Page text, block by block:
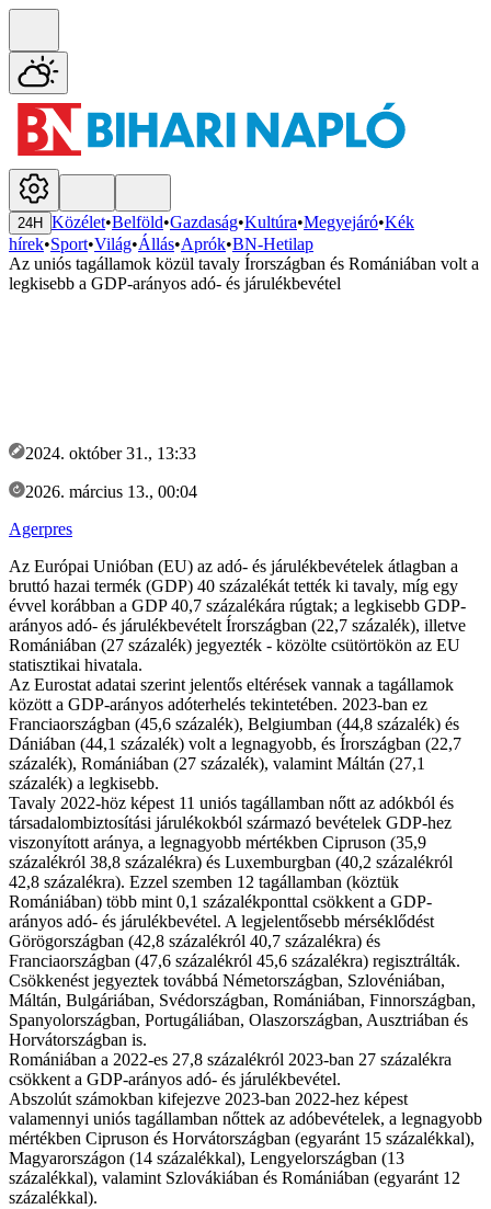
24H Közélet•Belföld•Gazdaság•Kultúra•Megyejáró•Kék
hírek•Sport•Világ•Állás•Aprók•BN-Hetilap
Az uniós tagállamok közül tavaly Írországban és Romániában volt a
legkisebb a GDP-arányos adó- és járulékbevétel
2024. október 31., 13:33
2026. március 13., 00:04
Agerpres
Az Európai Unióban (EU) az adó- és járulékbevételek átlagban a
bruttó hazai termék (GDP) 40 százalékát tették ki tavaly, míg egy
évvel korábban a GDP 40,7 százalékára rúgtak; a legkisebb GDP-
arányos adó- és járulékbevételt Írországban (22,7 százalék), illetve
Romániában (27 százalék) jegyezték - közölte csütörtökön az EU
statisztikai hivatala.
Az Eurostat adatai szerint jelentős eltérések vannak a tagállamok
között a GDP-arányos adóterhelés tekintetében. 2023-ban ez
Franciaországban (45,6 százalék), Belgiumban (44,8 százalék) és
Dániában (44,1 százalék) volt a legnagyobb, és Írországban (22,7
százalék), Romániában (27 százalék), valamint Máltán (27,1
százalék) a legkisebb.
Tavaly 2022-höz képest 11 uniós tagállamban nőtt az adókból és
társadalombiztosítási járulékokból származó bevételek GDP-hez
viszonyított aránya, a legnagyobb mértékben Cipruson (35,9
százalékról 38,8 százalékra) és Luxemburgban (40,2 százalékról
42,8 százalékra). Ezzel szemben 12 tagállamban (köztük
Romániában) több mint 0,1 százalékponttal csökkent a GDP-
arányos adó- és járulékbevétel. A legjelentősebb mérséklődést
Görögországban (42,8 százalékról 40,7 százalékra) és
Franciaországban (47,6 százalékról 45,6 százalékra) regisztrálták.
Csökkenést jegyeztek továbbá Németországban, Szlovéniában,
Máltán, Bulgáriában, Svédországban, Romániában, Finnországban,
Spanyolországban, Portugáliában, Olaszországban, Ausztriában és
Horvátországban is.
Romániában a 2022-es 27,8 százalékról 2023-ban 27 százalékra
csökkent a GDP-arányos adó- és járulékbevétel.
Abszolút számokban kifejezve 2023-ban 2022-hez képest
valamennyi uniós tagállamban nőttek az adóbevételek, a legnagyobb
mértékben Cipruson és Horvátországban (egyaránt 15 százalékkal),
Magyarországon (14 százalékkal), Lengyelországban (13
százalékkal), valamint Szlovákiában és Romániában (egyaránt 12
százalékkal).